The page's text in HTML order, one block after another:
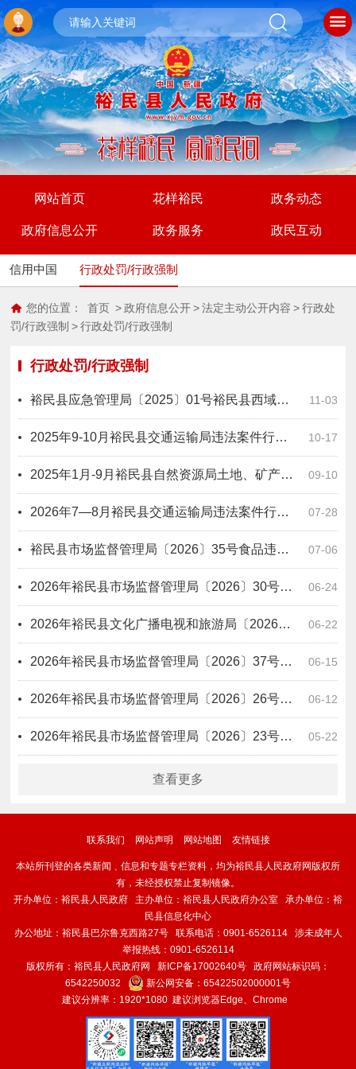
网站首页 花样裕民 政务动态
政府信息公开 政务服务 政民互动
信用中国 行政处罚/行政强制
您的位置： 首页 > 政府信息公开 > 法定主动公开内容 > 行政处
罚/行政强制 > 行政处罚/行政强制
行政处罚/行政强制
11-03
裕民县应急管理局〔2025〕01号裕民县西域明珠玉米种植专业合作社未建立有限空间管理台账案
10-17
2025年9-10月裕民县交通运输局违法案件行政处罚信息公开表
09-10
2025年1月-9月裕民县自然资源局土地、矿产违法案件行政处罚信息公开表
07-28
2026年7—8月裕民县交通运输局违法案件行政处罚信息公开表(1)
07-06
裕民县市场监督管理局〔2026〕35号食品违法案件行政处罚信息公开表
06-24
2026年裕民县市场监督管理局〔2026〕30号食品违法案件行政处罚信息公开表
06-22
2026年裕民县文化广播电视和旅游局〔2026〕2号出版物市场违法案件行政处罚信息公开表
06-15
2026年裕民县市场监督管理局〔2026〕37号医疗器械违法案件行政处罚信息公开表
06-12
2026年裕民县市场监督管理局〔2026〕26号食品违法案件行政处罚信息公开表
05-22
2026年裕民县市场监督管理局〔2026〕23号化妆品违法案件行政处罚信息公开表
查看更多
联系我们 网站声明 网站地图 友情链接
本站所刊登的各类新闻﹑信息和专题专栏资料，均为裕民县人民政府网版权所
有，未经授权禁止复制镜像。
开办单位：裕民县人民政府 主办单位：裕民县人民政府办公室 承办单位：裕
民县信息化中心
办公地址：裕民县巴尔鲁克西路27号 联系电话：0901-6526114 涉未成年人
举报热线：0901-6526114
版权所有：裕民县人民政府网 新ICP备17002640号 政府网站标识码：
6542250032
新公网安备： 65422502000001号
建议分辨率：1920*1080 建议浏览器Edge、Chrome